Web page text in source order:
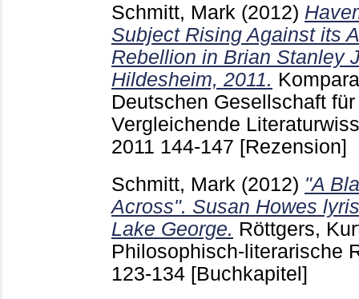
Schmitt, Mark (2012)
Subject Rising Against its
Rebellion in Brian Stanley
Hildesheim, 2011.
Deutschen Gesellschaft
Vergleichende
2011 144-147 [Rezension]
Schmitt, Mark (2012) "A
Across". Susan Howes
Lake George. Röttgers,
Philosophisch-literarische
123-134 [Buchkapitel]